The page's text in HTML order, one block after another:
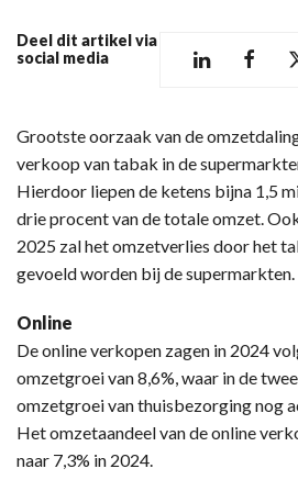
Deel dit artikel via
social media
Grootste oorzaak van de
verkoop van tabak in de
Hierdoor liepen de ketens bijna 1,5
drie procent van de totale omzet.
2025 zal het omzetverlies door het
gevoeld worden bij de supermarkten.
Online
De online verkopen zagen in 2024
omzetgroei van 8,6%, waar in de
omzetgroei van thuisbezorging nog
Het omzetaandeel van de online
naar 7,3% in 2024.